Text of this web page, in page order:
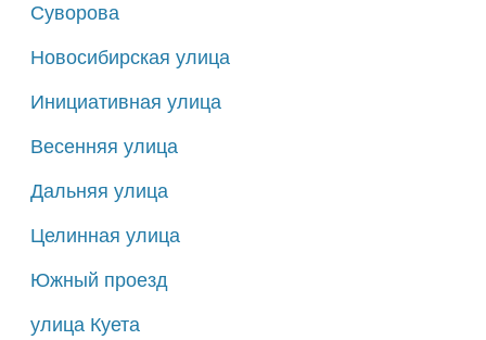
Суворова
Новосибирская улица
Инициативная улица
Весенняя улица
Дальняя улица
Целинная улица
Южный проезд
улица Куета